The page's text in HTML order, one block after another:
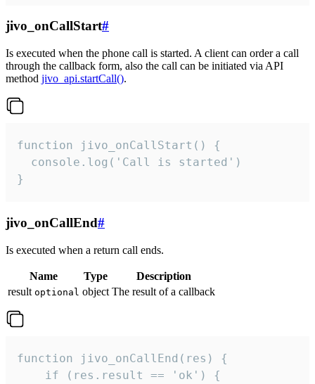
jivo_onCallStart#
Is executed when the phone call is started. A client can order a call
through the callback form, also the call can be initiated via API
method jivo_api.startCall().
function jivo_onCallStart() {
  console.log('Call is started')
}
jivo_onCallEnd#
Is executed when a return call ends.
Name Type
Description
result optional object The result of a callback
function jivo_onCallEnd(res) {
    if (res.result == 'ok') {